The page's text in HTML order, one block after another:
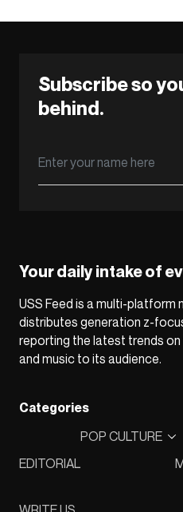
Subscribe so
behind.
Your daily intake of
USS Feed is a multi-platform
distributes generation z-
reporting the latest trends
and music to its audience.
Categories
EDITORIAL
POP CULTURE